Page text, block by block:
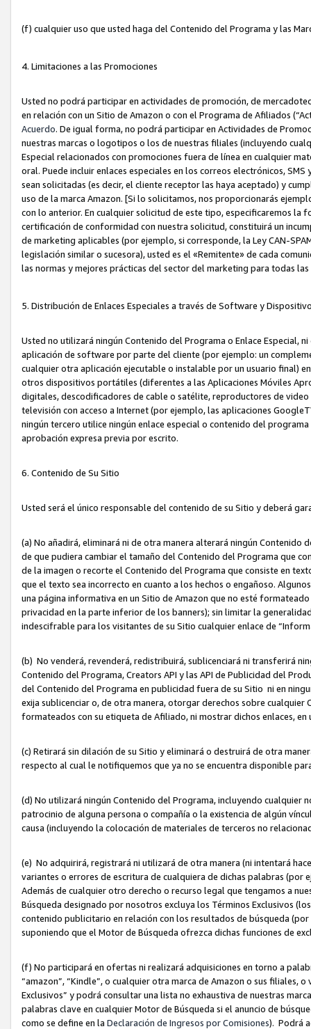
(f) cualquier uso que usted haga del Contenido del Programa y las
4. Limitaciones a las Promociones
Usted no podrá participar en actividades de promoción, de
en relación con un Sitio de Amazon o con el Programa de Afiliados
Acuerdo. De igual forma, no podrá participar en Actividades de
nuestras marcas o logotipos o los de nuestras filiales (incluyendo
Especial relacionados con promociones fuera de línea en cualquier
oral. Puede incluir enlaces especiales en los correos electrónicos,
sean solicitadas (es decir, el cliente receptor las haya aceptado) y
uso de la marca Amazon. [Si lo solicitamos, nos proporcionarás
con lo anterior. En cualquier solicitud de este tipo, especificaremos
certificación de conformidad con nuestra solicitud, constituirá un
de marketing aplicables (por ejemplo, si corresponde, la Ley CAN-
legislación similar o sucesora), usted es el «Remitente» de cada
las normas y mejores prácticas del sector del marketing para todas
5. Distribución de Enlaces Especiales a través de Software y
Usted no utilizará ningún Contenido del Programa o Enlace Especial,
aplicación de software por parte del cliente (por ejemplo: un
cualquier otra aplicación ejecutable o instalable por un usuario final)
otros dispositivos portátiles (diferentes a las Aplicaciones Móviles
digitales, descodificadores de cable o satélite, reproductores de
televisión con acceso a Internet (por ejemplo, las aplicaciones
ningún tercero utilice ningún enlace especial o contenido del
aprobación expresa previa por escrito.
6. Contenido de Su Sitio
Usted será el único responsable del contenido de su Sitio y deberá
(a) No añadirá, eliminará ni de otra manera alterará ningún
de que pudiera cambiar el tamaño del Contenido del Programa que
de la imagen o recorte el Contenido del Programa que consiste en
que el texto sea incorrecto en cuanto a los hechos o engañoso.
una página informativa en un Sitio de Amazon que no esté
privacidad en la parte inferior de los banners); sin limitar la
indescifrable para los visitantes de su Sitio cualquier enlace de
(b) No venderá, revenderá, redistribuirá, sublicenciará ni transferirá
Contenido del Programa, Creators API y las API de Publicidad del
del Contenido del Programa en publicidad fuera de su Sitio ni en
exija sublicenciar o, de otra manera, otorgar derechos sobre
formateados con su etiqueta de Afiliado, ni mostrar dichos enlaces,
(c) Retirará sin dilación de su Sitio y eliminará o destruirá de otra
respecto al cual le notifiquemos que ya no se encuentra disponible
(d) No utilizará ningún Contenido del Programa, incluyendo cualquier
patrocinio de alguna persona o compañía o la existencia de algún
causa (incluyendo la colocación de materiales de terceros no
(e) No adquirirá, registrará ni utilizará de otra manera (ni intentará
variantes o errores de escritura de cualquiera de dichas palabras (por
Además de cualquier otro derecho o recurso legal que tengamos a
Búsqueda designado por nosotros excluya los Términos Exclusivos
contenido publicitario en relación con los resultados de búsqueda
suponiendo que el Motor de Búsqueda ofrezca dichas funciones de
(f) No participará en ofertas ni realizará adquisiciones en torno a
“amazon”, “Kindle”, o cualquier otra marca de Amazon o sus filiales,
Exclusivos” y podrá consultar una lista no exhaustiva de nuestras
palabras clave en cualquier Motor de Búsqueda si el anuncio de
como se define en la Declaración de Ingresos por Comisiones). Podrá